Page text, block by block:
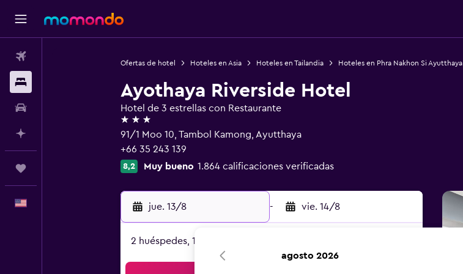
Ofertas de hotel Hoteles en Asia Hoteles en Tailandia Hoteles en Phra Nakhon Si Ayutthaya
Ayothaya Riverside Hotel
Hotel de 3 estrellas con Restaurante
3 estrellas
91/1 Moo 10, Tambol Kamong, Ayutthaya
+66 35 243 139
8,2 Muy bueno 1.864 calificaciones verificadas
jue. 13/8 - vie. 14/8
2 huéspedes, 1 habitación
agosto 2026